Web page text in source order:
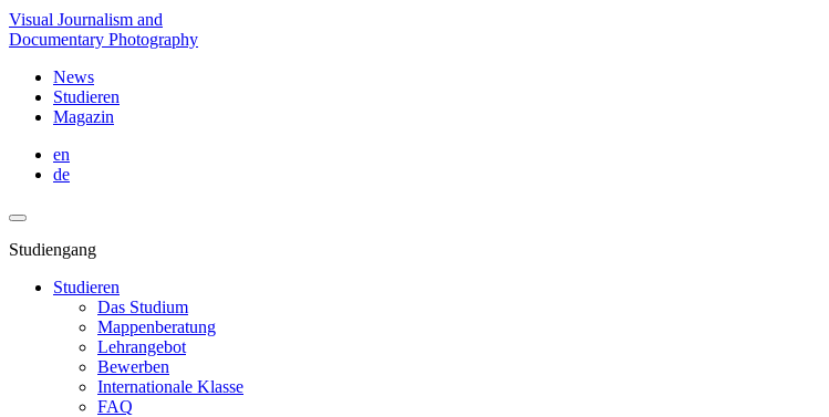
Visual Journalism and
Documentary Photography
News
Studieren
Magazin
en
de
Studiengang
Studieren
Das Studium
Mappenberatung
Lehrangebot
Bewerben
Internationale Klasse
FAQ